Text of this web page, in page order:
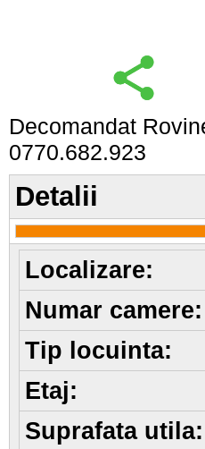
Decomandat
0770.682.923
Detalii
Localizare:
Numar camere:
Tip locuinta:
Etaj:
Suprafata utila: